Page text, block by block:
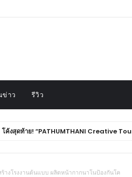
าว รีวิว
Creative Tourism
างโรงงานต้นแบบ ผลิตหน้ากากนาโนป้องกันโค